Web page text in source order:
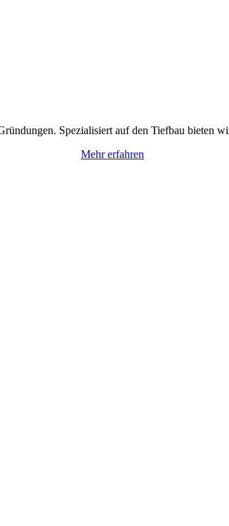
Spezialisiert auf den Tiefbau bieten
Mehr erfahren